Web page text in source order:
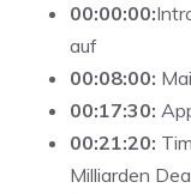
00:00:00:
auf
00:08:00:
00:17:30:
00:21:20:
Milliarden